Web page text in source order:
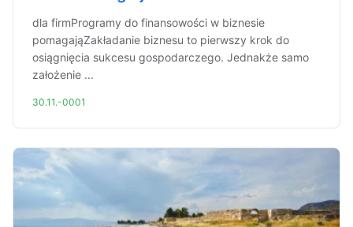
dla firmProgramy do finansowości w biznesie
pomagająZakładanie biznesu to pierwszy krok do
osiągnięcia sukcesu gospodarczego. Jednakże samo
założenie ...
30.11.-0001